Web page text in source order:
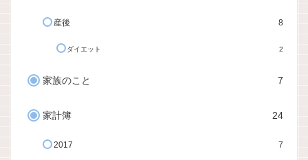
産後 8
ダイエット 2
家族のこと 7
家計簿 24
2017 7